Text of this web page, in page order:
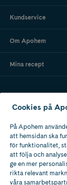
Kundservice
Om Apohem
Mina recept
Ladda ner vår app
Apotek med
av
Cookies på
På Apohem
att hemsidan ska
för funktionalitet,
att följa och
ge en mer
rikta relevant
våra